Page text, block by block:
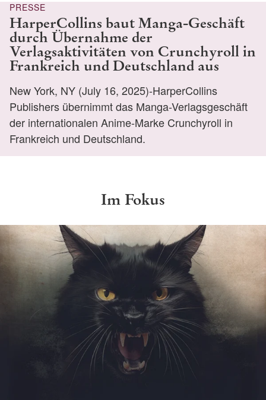
PRESSE
HarperCollins baut Manga-Geschäft
durch Übernahme der
Verlagsaktivitäten von Crunchyroll in
Frankreich und Deutschland aus
New York, NY (July 16, 2025)-HarperCollins
Publishers übernimmt das Manga-Verlagsgeschäft
der internationalen Anime-Marke Crunchyroll in
Frankreich und Deutschland.
Im Fokus